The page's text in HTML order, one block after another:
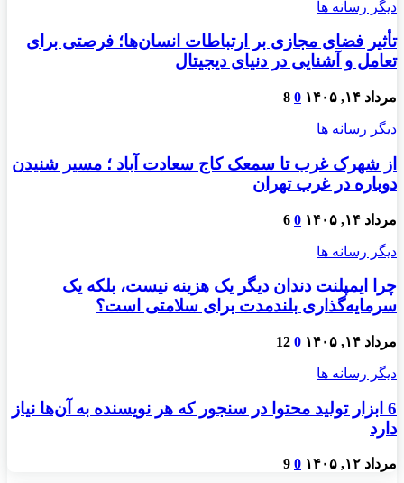
دیگر رسانه ها
تأثیر فضای مجازی بر ارتباطات انسان‌ها؛ فرصتی برای
تعامل و آشنایی در دنیای دیجیتال
مرداد ۱۴, ۱۴۰۵ 0
8
دیگر رسانه ها
از شهرک غرب تا سمعک کاج سعادت آباد ؛ مسیر شنیدن
دوباره در غرب تهران
مرداد ۱۴, ۱۴۰۵ 0
6
دیگر رسانه ها
چرا ایمپلنت دندان دیگر یک هزینه نیست، بلکه یک
سرمایه‌گذاری بلندمدت برای سلامتی است؟
مرداد ۱۴, ۱۴۰۵ 0
12
دیگر رسانه ها
6 ابزار تولید محتوا در سنجور که هر نویسنده به آن‌ها نیاز
دارد
مرداد ۱۲, ۱۴۰۵ 0
9